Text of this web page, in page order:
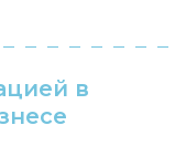
в